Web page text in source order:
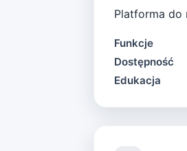
Platforma do
Funkcje
Dostępność
Edukacja